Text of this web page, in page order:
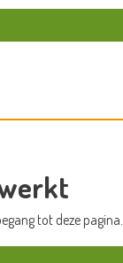
tot deze pagina.